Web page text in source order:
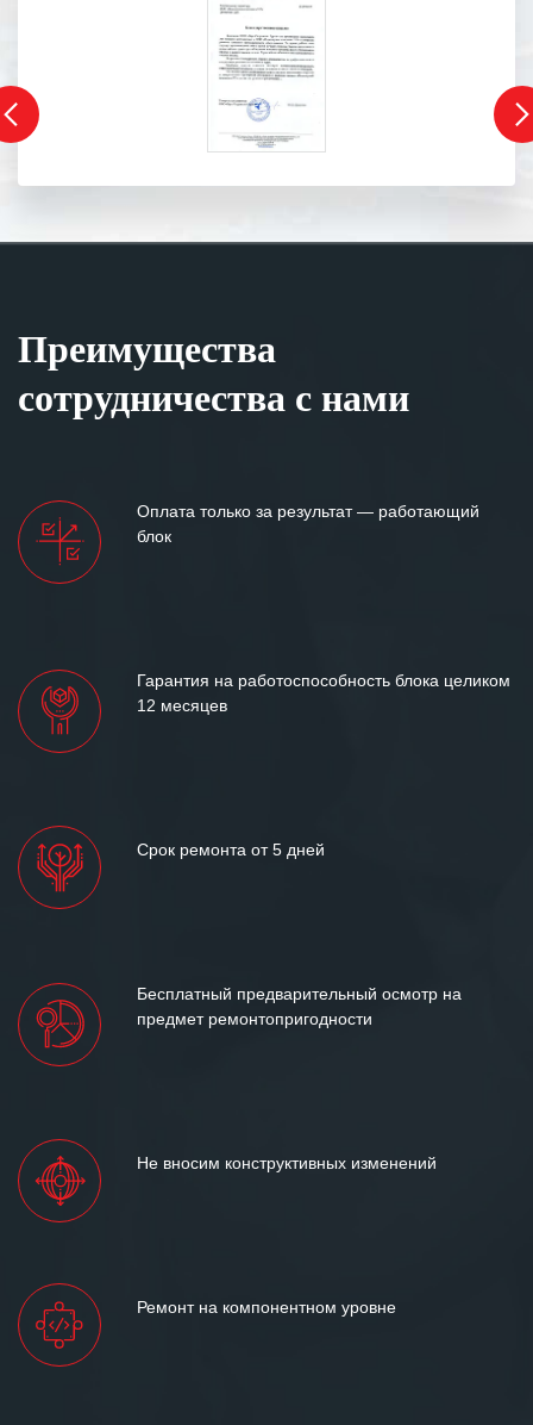
Преимущества
сотрудничества с нами
Оплата только за результат — работающий
блок
Гарантия на работоспособность блока целиком
12 месяцев
Срок ремонта от 5 дней
Бесплатный предварительный осмотр на
предмет ремонтопригодности
Не вносим конструктивных изменений
Ремонт на компонентном уровне